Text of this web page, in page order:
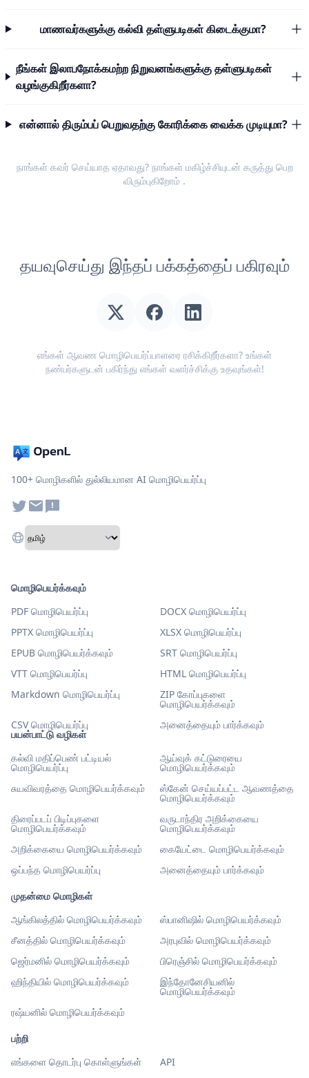
மாணவர்களுக்கு கல்வி தள்ளுபடிகள் கிடைக்குமா?
நீங்கள் இலாபநோக்கமற்ற நிறுவனங்களுக்கு தள்ளுபடிகள்
வழங்குகிறீர்களா?
என்னால் திரும்பப் பெறுவதற்கு கோரிக்கை வைக்க முடியுமா?
நாங்கள் கவர் செய்யாத ஏதாவது? நாங்கள் மகிழ்ச்சியுடன் கருத்து பெற
விரும்புகிறோம் .
தயவுசெய்து இந்தப் பக்கத்தைப் பகிரவும்
எங்கள் ஆவண மொழிபெயர்ப்பாளரை ரசிக்கிறீர்களா? உங்கள்
நண்பர்களுடன் பகிர்ந்து எங்கள் வளர்ச்சிக்கு உதவுங்கள்!
100+ மொழிகளில் துல்லியமான AI மொழிபெயர்ப்பு
பயன்பாட்டு வழிகள்
கல்வி மதிப்பெண் பட்டியல்
மொழிபெயர்ப்பு
ஆய்வுக் கட்டுரையை
மொழிபெயர்க்கவும்
சுயவிவரத்தை மொழிபெயர்க்கவும்
ஸ்கேன் செய்யப்பட்ட ஆவணத்தை
மொழிபெயர்க்கவும்
திரைப்படப் பிடிப்புகளை
மொழிபெயர்க்கவும்
வருடாந்திர அறிக்கையை
மொழிபெயர்க்கவும்
அறிக்கையை மொழிபெயர்க்கவும்
கையேட்டை மொழிபெயர்க்கவும்
ஒப்பந்த மொழிபெயர்ப்பு
அனைத்தையும் பார்க்கவும்
முதன்மை மொழிகள்
ஆங்கிலத்தில் மொழிபெயர்க்கவும்
ஸ்பானிஷில் மொழிபெயர்க்கவும்
சீனத்தில் மொழிபெயர்க்கவும்
அரபுவில் மொழிபெயர்க்கவும்
ஜெர்மனில் மொழிபெயர்க்கவும்
பிரெஞ்சில் மொழிபெயர்க்கவும்
ஹிந்தியில் மொழிபெயர்க்கவும்
இந்தோனேசியனில்
மொழிபெயர்க்கவும்
ரஷ்யனில் மொழிபெயர்க்கவும்
மொழிபெயர்க்கவும்
PDF மொழிபெயர்ப்பு
DOCX மொழிபெயர்ப்பு
PPTX மொழிபெயர்ப்பு
XLSX மொழிபெயர்ப்பு
EPUB மொழிபெயர்க்கவும்
SRT மொழிபெயர்ப்பு
VTT மொழிபெயர்ப்பு
HTML மொழிபெயர்ப்பு
Markdown மொழிபெயர்ப்பு
ZIP கோப்புகளை
மொழிபெயர்க்கவும்
CSV மொழிபெயர்ப்பு
அனைத்தையும் பார்க்கவும்
பற்றி
எங்களை தொடர்பு கொள்ளுங்கள்
API